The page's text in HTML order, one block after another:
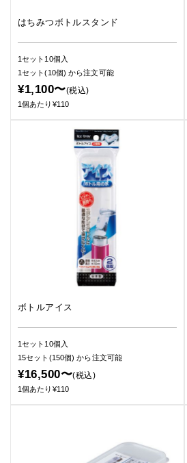
はちみつボトルスタンド
1セット10個入
1セット(10個)から注文可能
¥1,100〜(税込)
1個あたり¥110
ボトルアイス
1セット10個入
15セット(150個)から注文可能
¥16,500〜(税込)
1個あたり¥110